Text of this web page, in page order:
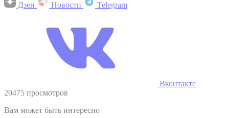
Дзен Новости Telegram
Вконтакте
20475 просмотров
Вам может быть интересно